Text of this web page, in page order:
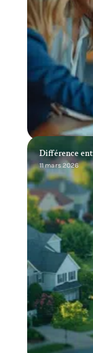
Différence
11 mars 2026